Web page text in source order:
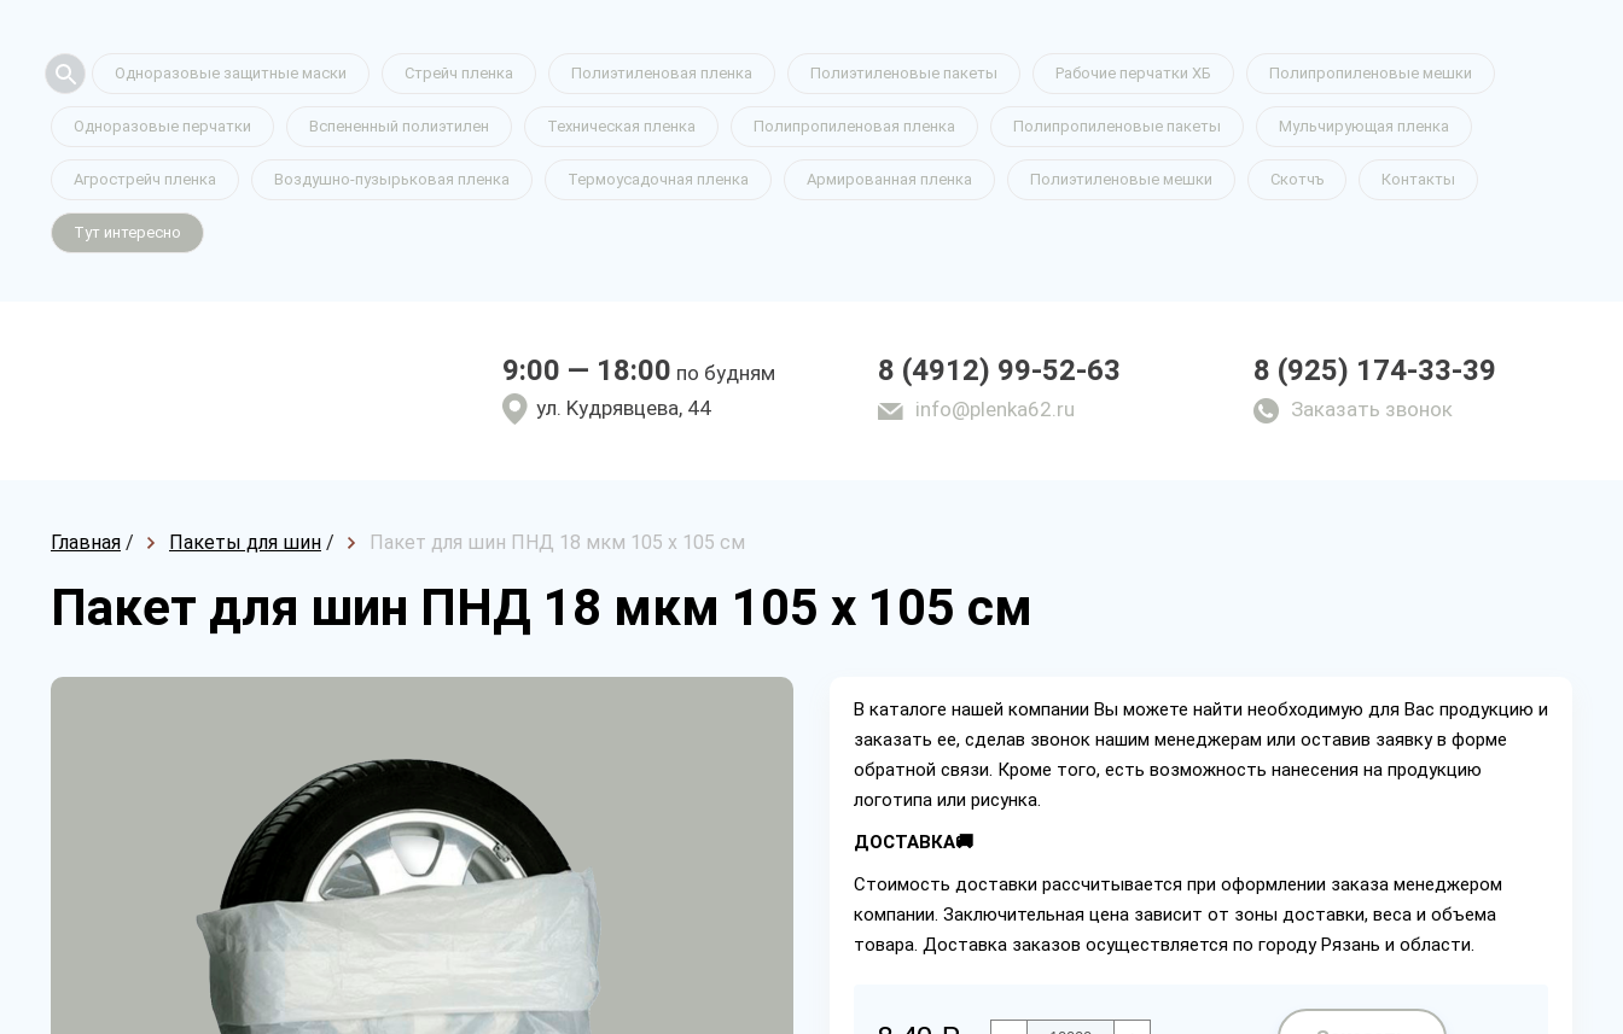
Одноразовые защитные маски Стрейч пленка Полиэтиленовая пленка Полиэтиленовые пакеты Рабочие перчатки ХБ Полипропиленовые мешки
Одноразовые перчатки Вспененный полиэтилен Техническая пленка Полипропиленовая пленка Полипропиленовые пакеты Мульчирующая пленка
Агрострейч пленка Воздушно-пузырьковая пленка Термоусадочная пленка Армированная пленка Полиэтиленовые мешки Скотчъ Контакты
Тут интересно
9:00 — 18:00 по будням
yл. Kyдpявцeвa, 44
8 (4912) 99-52-63
info@plenka62.ru
8 (925) 174-33-39
Заказать звонок
Главная / Пакеты для шин / Пакет для шин ПНД 18 мкм 105 х 105 см
Пакет для шин ПНД 18 мкм 105 х 105 см
В каталоге нашей компании Вы можете найти необходимую для Вас продукцию и
заказать ее, сделав звонок нашим менеджерам или оставив заявку в форме
обратной связи. Кроме того, есть возможность нанесения на продукцию
логотипа или рисунка.
ДОСТАВКА🚚
Стоимость доставки рассчитывается при оформлении заказа менеджером
компании. Заключительная цена зависит от зоны доставки, веса и объема
товара. Доставка заказов осуществляется по городу Рязань и области.